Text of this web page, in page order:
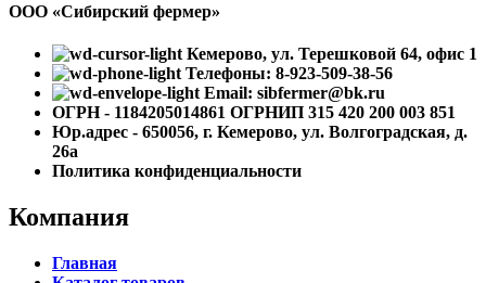
ООО «Сибирский фермер»
Кемерово, ул. Терешковой 64, офис 1
Телефоны: 8-923-509-38-56
Email: sibfermer@bk.ru
ОГРН - 1184205014861 ОГРНИП 315 420 200 003 851
Юр.адрес - 650056, г. Кемерово, ул. Волгоградская, д.
26а
Политика конфиденциальности
Компания
Главная